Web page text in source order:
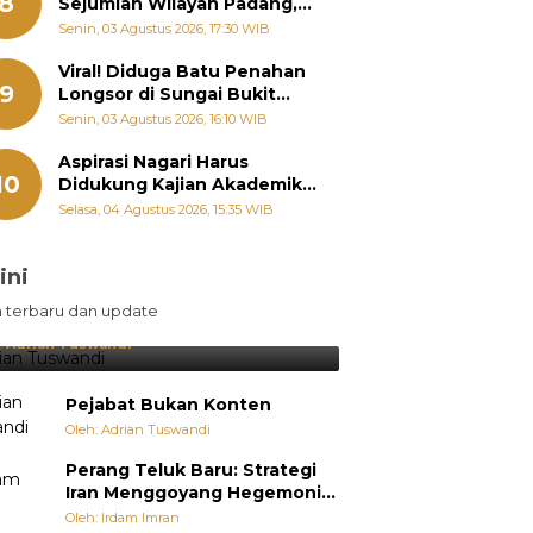
Fadly Amran Perintahkan
Senin, 03 Agustus 2026, 17:30 WIB
9
Viral! Diduga Batu Penahan
Longsor di Sungai Bukit
Nago Padang Diambil, Warga
Senin, 03 Agustus 2026, 16:10 WIB
Aspirasi Nagari Harus
Didukung Kajian Akademik,
Zigo Rolanda: Agar Mudah
Selasa, 04 Agustus 2026, 15:35 WIB
terbaru dan update
Lebih Diunggulkan, tetapi
Selalu Punya Cara Membuat
Adrian Tuswandi
Pejabat Bukan Konten
Oleh: Adrian Tuswandi
Perang Teluk Baru: Strategi
Iran Menggoyang Hegemoni
AS dari Dalam
Oleh: Irdam Imran